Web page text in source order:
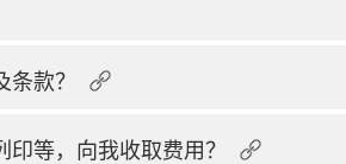
款？
等，向我收取费用？